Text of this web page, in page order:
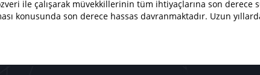
ile çalışarak müvekkillerinin tüm ihtiyaçlarına son
konusunda son derece hassas davranmaktadır. Uzun